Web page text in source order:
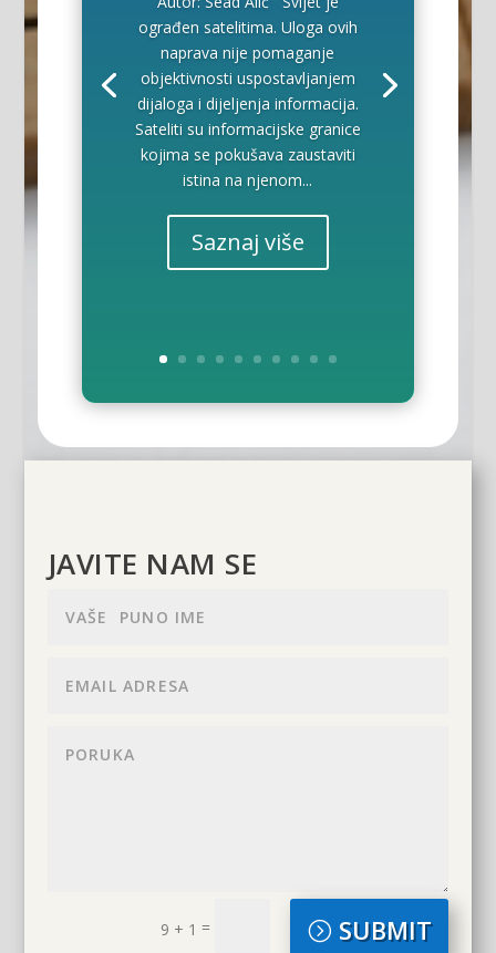
ograđen satelitima. Uloga ovih
naprava nije pomaganje
objektivnosti uspostavljanjem
dijaloga i dijeljenja informacija.
Sateliti su informacijske granice
kojima se pokušava zaustaviti
istina na njenom...
Saznaj više
JAVITE NAM SE
9 + 1 = SUBMIT